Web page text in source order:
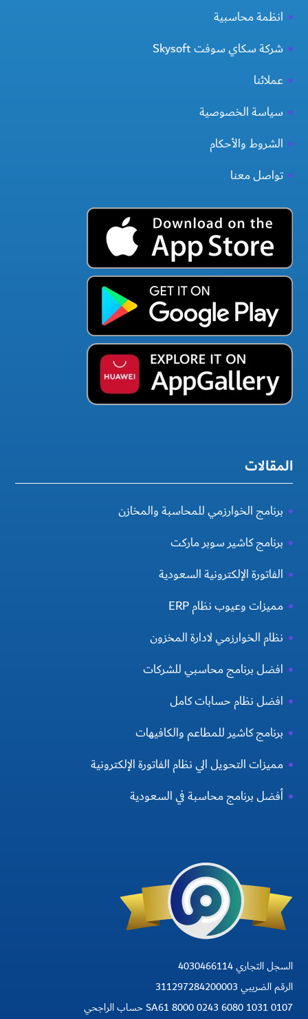
انظمة محاسبية
شركة سكاي سوفت Skysoft
عملائنا
سياسة الخصوصية
الشروط والأحكام
تواصل معنا
المقالات
برنامج الخوارزمي للمحاسبة والمخازن
برنامج كاشير سوبر ماركت
الفاتورة الإلكترونية السعودية
مميزات وعيوب نظام ERP
نظام الخوارزمي لادارة المخزون
افضل برنامج محاسبي للشركات
افضل نظام حسابات كامل
برنامج كاشير للمطاعم والكافيهات
مميزات التحويل الي نظام الفاتورة الإلكترونية
أفضل برنامج محاسبة في السعودية
السجل التجاري 4030466114
الرقم الضريبي 311297284200003
SA61 8000 0243 6080 1031 0107 حساب الراجحي